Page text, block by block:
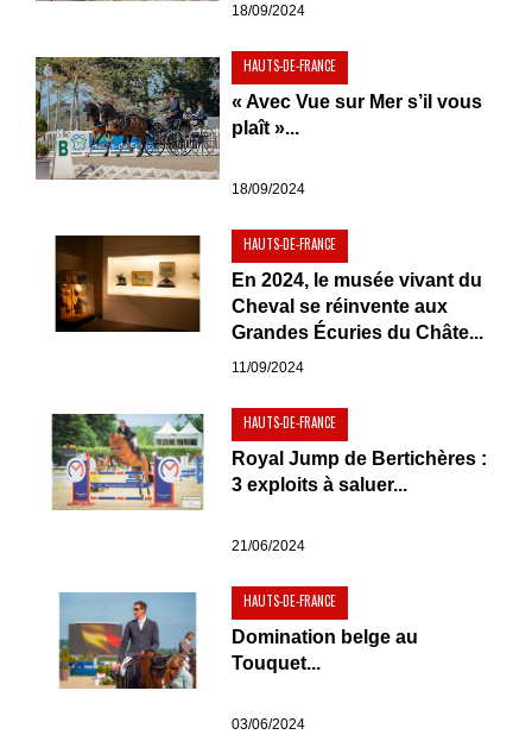
18/09/2024
HAUTS-DE-FRANCE
« Avec Vue sur Mer s’il vous
plaît »...
18/09/2024
HAUTS-DE-FRANCE
En 2024, le musée vivant du
Cheval se réinvente aux
Grandes Écuries du Châte...
11/09/2024
HAUTS-DE-FRANCE
Royal Jump de Bertichères :
3 exploits à saluer...
21/06/2024
HAUTS-DE-FRANCE
Domination belge au
Touquet...
03/06/2024